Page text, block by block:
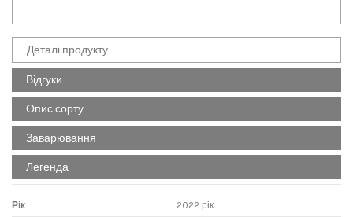
Деталі продукту
Відгуки
Опис сорту
Заварювання
Легенда
Рік 2022 рік